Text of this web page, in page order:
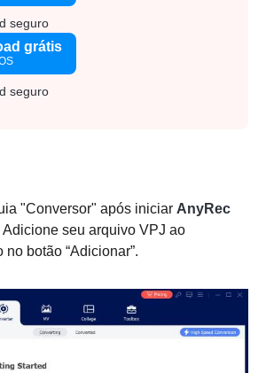
seguro
grátis
seguro
"Conversor" após iniciar AnyRec
Adicione seu arquivo VPJ ao
botão “Adicionar”.